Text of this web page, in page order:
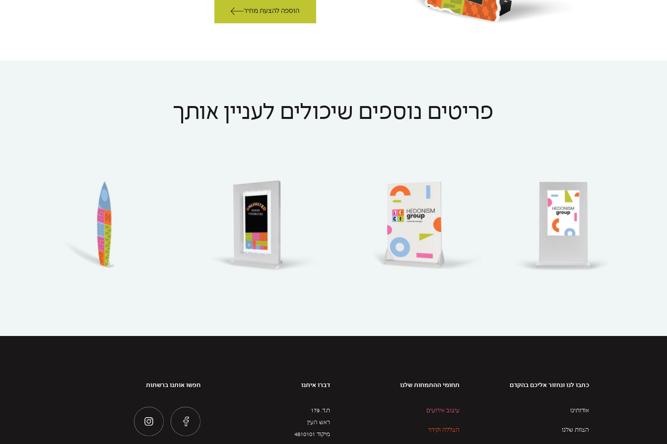
הוספה להצעת מחיר
פריטים נוספים שיכולים לעניין אותך
כתבו לנו ונחזור אליכם בהקדם
אודותינו
הצוות שלנו
תחומי ההתמחות שלנו
עיצוב אירועים
הצללה וקירוי
דברו איתנו
ת.ד. 179
ראש העין
מיקוד 4810101
חפשו אותנו ברשתות